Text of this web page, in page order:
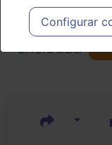
profesionales
cada caso concreto,
necesidades del
Configurar
Actualidad
ansiedad